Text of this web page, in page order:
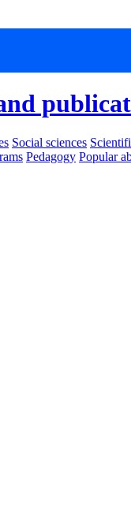
Social sciences
Pedagogy Popular